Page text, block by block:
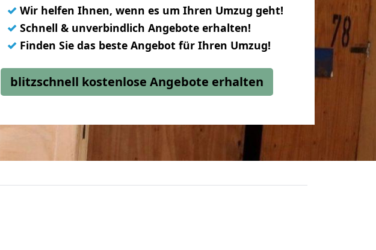
✓ Wir helfen Ihnen, wenn es um Ihren Umzug geht!
✓ Schnell & unverbindlich Angebote erhalten!
✓ Finden Sie das beste Angebot für Ihren Umzug!
blitzschnell kostenlose Angebote erhalten